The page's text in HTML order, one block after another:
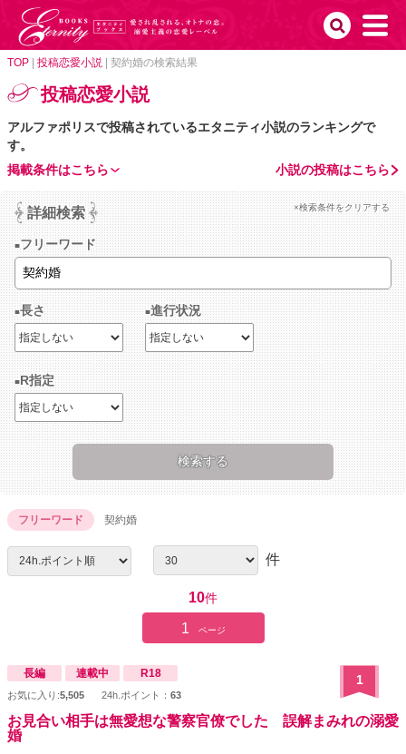
TOP 投稿恋愛小説 契約婚の検索結果
投稿恋愛小説
アルファポリスで投稿されているエタニティ小説のランキングで
す。
小説の投稿はこちら
掲載条件はこちら
詳細検索 ×検索条件をクリアする
フリーワード
長さ 進行状況
R指定
フリーワード 契約婚
件
10件
1 ページ
長編 連載中 R18
お気に入り:5,505 24h.ポイント： 63
1
お見合い相手は無愛想な警察官僚でした 誤解まみれの溺愛
婚